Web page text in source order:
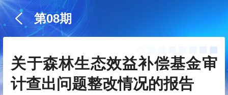
第08期
关于森林生态效益补偿基金审
计查出问题整改情况的报告